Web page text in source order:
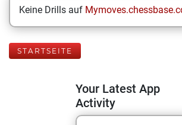
Keine Drills auf
STARTSEITE
Your Latest App
Activity